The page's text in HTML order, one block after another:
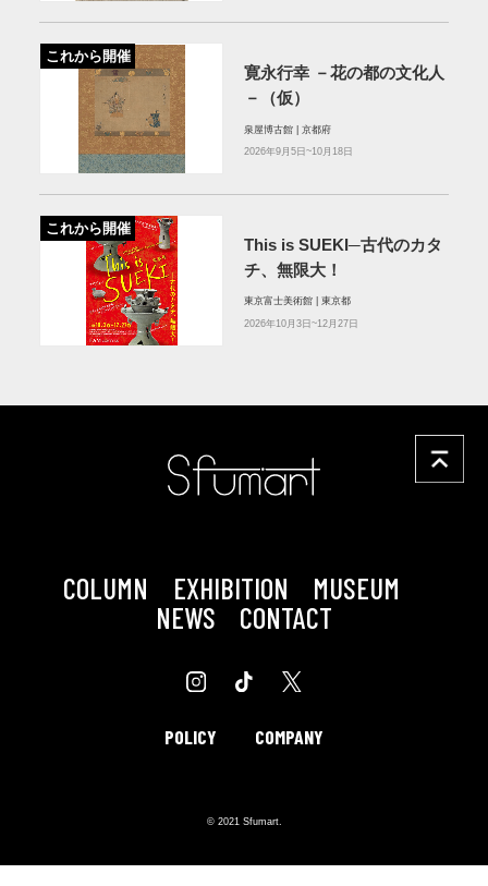
これから開催
寛永行幸 －花の都の文化人
－（仮）
泉屋博古館 | 京都府
2026年9月5日~10月18日
これから開催
This is SUEKI─古代のカタ
チ、無限大！
東京富士美術館 | 東京都
2026年10月3日~12月27日
COLUMN EXHIBITION
MUSEUM
NEWS
CONTACT
POLICY COMPANY
© 2021 Sfumart.